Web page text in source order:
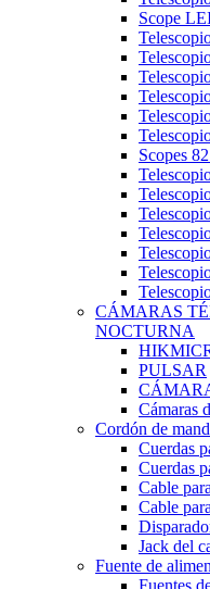
Scope
Scopes
CÁMARAS
NOCTURNA
PULSAR
Cámaras
Cordón de
Cuerdas
Cuerdas
Cable
Cable
Jack del
Fuente de
Fuentes